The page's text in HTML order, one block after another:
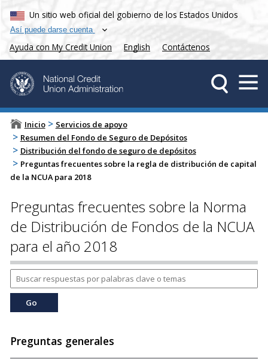
Un sitio web oficial del gobierno de los Estados Unidos
Así puede darse cuenta
Ayuda con My Credit Union English Contáctenos
Inicio > Servicios de apoyo
> Resumen del Fondo de Seguro de Depósitos
> Distribución del fondo de seguro de depósitos
> Preguntas frecuentes sobre la regla de distribución de capital
de la NCUA para 2018
Preguntas frecuentes sobre la Norma
de Distribución de Fondos de la NCUA
para el año 2018
Preguntas generales